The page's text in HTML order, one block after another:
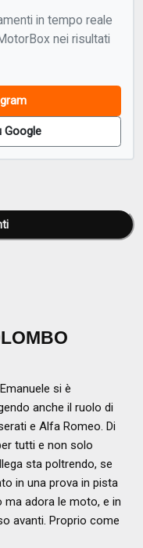
in tempo reale
nei risultati
Google
si è
anche il ruolo di
e Alfa Romeo. Di
tutti e non solo
sta poltrendo, se
in una prova in pista
ma adora le moto, e in
avanti. Proprio come